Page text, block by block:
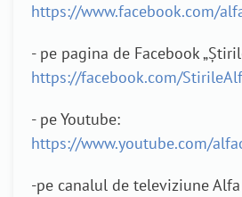
https://www.facebook.com/
- pe pagina de Facebook
https://facebook.com/
- pe Youtube:
https://www.youtube.com/
-pe canalul de televiziune Alfa